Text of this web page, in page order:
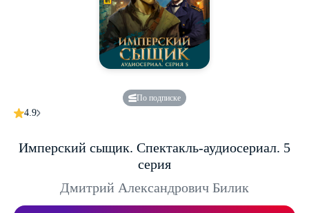
По подписке
4.9
Имперский сыщик. Спектакль-аудиосериал. 5
серия
Дмитрий Александрович Билик